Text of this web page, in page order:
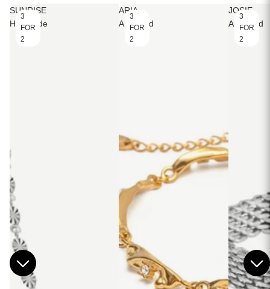
3
FOR
2
SUNRISE
Halskæde
3
FOR
2
ARIA
Armbånd
3
FOR
2
JOSIE
Armbånd